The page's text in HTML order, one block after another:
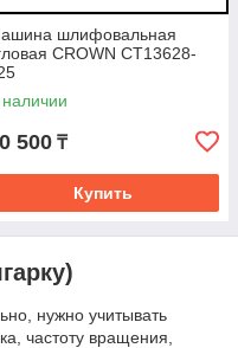
шлифовальная
CROWN CT13628-
500 ₸
Купить
нужно учитывать
частоту вращения,